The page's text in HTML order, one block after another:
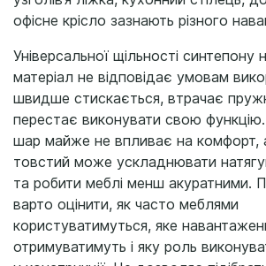
офісне крісло зазнають різного
Універсальної щільності синтепону
матеріал не відповідає умовам
швидше стискається, втрачає
перестає виконувати свою
шар майже не впливає на комфорт,
товстий може ускладнювати
та робити меблі менш акуратними.
варто оцінити, як часто меблями
користуватимуться, яке
отримуватимуть і яку роль